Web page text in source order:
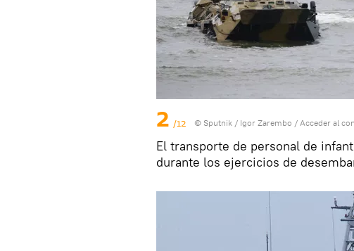
2 /12 © Sputnik / Igor Zarembo / Acceder al
El transporte de personal de
durante los ejercicios de